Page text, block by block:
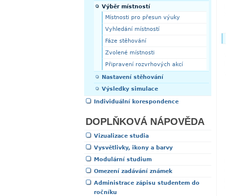
Výběr místností
Místnosti pro přesun výuky
Vyhledání místností
Fáze stěhování
Zvolené místnosti
Připravení rozvrhových akcí
Nastavení stěhování
Výsledky simulace
Individuální korespondence
DOPLŇKOVÁ NÁPOVĚDA
Vizualizace studia
Vysvětlivky, ikony a barvy
Modulární studium
Omezení zadávání známek
Administrace zápisu studentem do
ročníku